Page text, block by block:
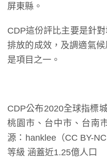
屏東縣。
CDP這份評比主要是針
排放的成效，及調適氣
是項目之一。
CDP公布2020全球指標
桃園市、台中市、台南
源：hanklee（CC BY-
等級 涵蓋近1.25億人口